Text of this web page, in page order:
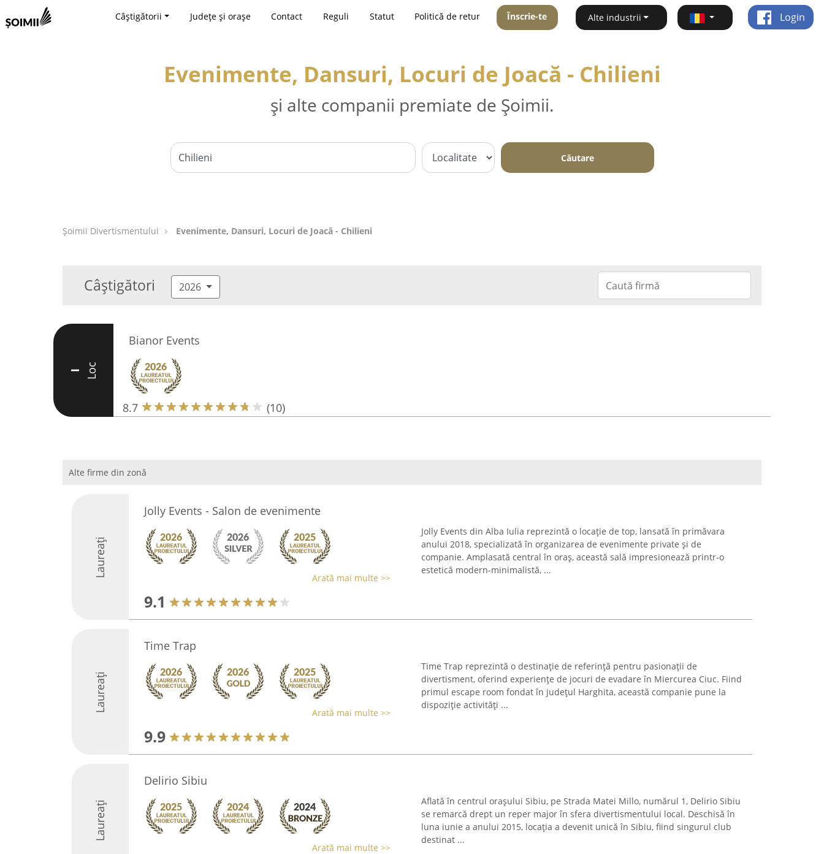
Câștigătorii Județe și orașe Contact Reguli Statut Politică de retur Înscrie-te Alte industrii Login
Evenimente, Dansuri, Locuri de Joacă - Chilieni
și alte companii premiate de Șoimii.
Căutare
Şoimii Divertismentului Evenimente, Dansuri, Locuri de Joacă - Chilieni
Câștigători 2026
I Loc
Bianor Events
8.7 (10)
Alte firme din zonă
Laureați
Jolly Events - Salon de evenimente
Arată mai multe >>
9.1
Jolly Events din Alba Iulia reprezintă o locație de top, lansată în primăvara
anului 2018, specializată în organizarea de evenimente private și de
companie. Amplasată central în oraș, această sală impresionează printr-o
estetică modern-minimalistă, ...
Laureați
Time Trap
Arată mai multe >>
9.9
Time Trap reprezintă o destinație de referință pentru pasionații de
divertisment, oferind experiențe de jocuri de evadare în Miercurea Ciuc. Fiind
primul escape room fondat în județul Harghita, această companie pune la
dispoziție activități ...
Laureați
Delirio Sibiu
Arată mai multe >>
Aflată în centrul orașului Sibiu, pe Strada Matei Millo, numărul 1, Delirio Sibiu
se remarcă drept un reper major în sfera divertismentului local. Deschisă în
luna iunie a anului 2015, locația a devenit unică în Sibiu, fiind singurul club
destinat ...